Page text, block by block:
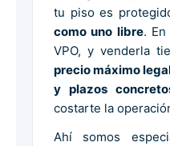
tu piso es
como uno libre. En
VPO, y venderla
precio máximo
y plazos
costarte la
Ahí somos